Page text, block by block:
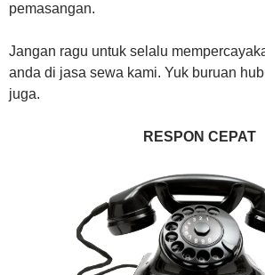
pemasangan.
Jangan ragu untuk selalu
anda di jasa sewa kami. Yuk buruan
juga.
RESPON CEPAT